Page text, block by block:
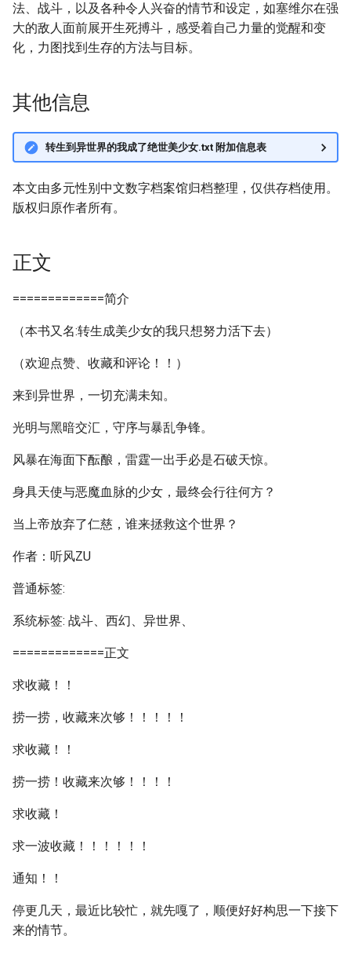
法、战斗，以及各种令人兴奋的情节和设定，如塞维尔在强
大的敌人面前展开生死搏斗，感受着自己力量的觉醒和变
化，力图找到生存的方法与目标。
其他信息
转生到异世界的我成了绝世美少女.txt 附加信息表
本文由多元性别中文数字档案馆归档整理，仅供存档使用。
版权归原作者所有。
正文
=============简介
（本书又名:转生成美少女的我只想努力活下去）
（欢迎点赞、收藏和评论！！）
来到异世界，一切充满未知。
光明与黑暗交汇，守序与暴乱争锋。
风暴在海面下酝酿，雷霆一出手必是石破天惊。
身具天使与恶魔血脉的少女，最终会行往何方？
当上帝放弃了仁慈，谁来拯救这个世界？
作者：听风ZU
普通标签:
系统标签: 战斗、西幻、异世界、
=============正文
求收藏！！
捞一捞，收藏来次够！！！！！
求收藏！！
捞一捞！收藏来次够！！！！
求收藏！
求一波收藏！！！！！！
通知！！
停更几天，最近比较忙，就先嘎了，顺便好好构思一下接下
来的情节。